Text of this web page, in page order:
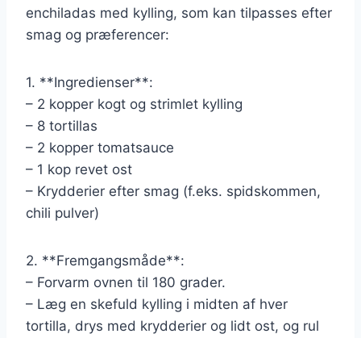
enchiladas med kylling, som kan tilpasses efter
smag og præferencer:
1. **Ingredienser**:
– 2 kopper kogt og strimlet kylling
– 8 tortillas
– 2 kopper tomatsauce
– 1 kop revet ost
– Krydderier efter smag (f.eks. spidskommen,
chili pulver)
2. **Fremgangsmåde**:
– Forvarm ovnen til 180 grader.
– Læg en skefuld kylling i midten af hver
tortilla, drys med krydderier og lidt ost, og rul